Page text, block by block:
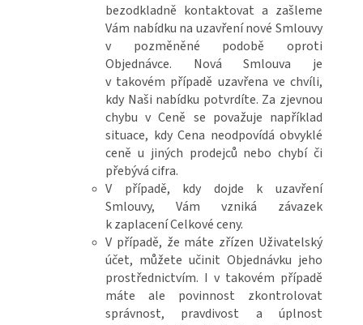
bezodkladně kontaktovat a zašleme
Vám nabídku na uzavření nové Smlouvy
v pozměněné podobě oproti
Objednávce. Nová Smlouva je
v takovém případě uzavřena ve chvíli,
kdy Naši nabídku potvrdíte. Za zjevnou
chybu v Ceně se považuje například
situace, kdy Cena neodpovídá obvyklé
ceně u jiných prodejců nebo chybí či
přebývá cifra.
V případě, kdy dojde k uzavření
Smlouvy, Vám vzniká závazek
k zaplacení Celkové ceny.
V případě, že máte zřízen Uživatelský
účet, můžete učinit Objednávku jeho
prostřednictvím. I v takovém případě
máte ale povinnost zkontrolovat
správnost, pravdivost a úplnost